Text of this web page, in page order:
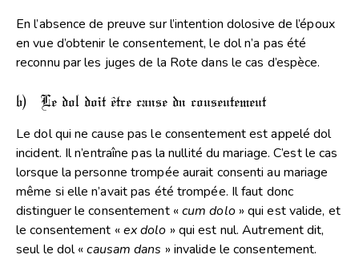
En l’absence de preuve sur l’intention dolosive de l’époux
en vue d’obtenir le consentement, le dol n’a pas été
reconnu par les juges de la Rote dans le cas d’espèce.
b) Le dol doit être cause du consentement
Le dol qui ne cause pas le consentement est appelé dol
incident. Il n’entraîne pas la nullité du mariage. C’est le cas
lorsque la personne trompée aurait consenti au mariage
même si elle n’avait pas été trompée. Il faut donc
distinguer le consentement « cum dolo» qui est valide, et
le consentement « ex dolo » qui est nul. Autrement dit,
seul le dol «causam dans » invalide le consentement.